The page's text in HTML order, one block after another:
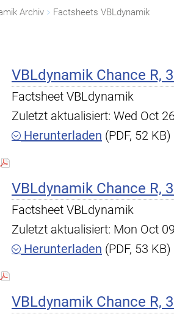
Archiv Factsheets VBLdynamik
VBLdynamik Chance R,
Factsheet VBLdynamik
Zuletzt aktualisiert: Wed Oct
Herunterladen (PDF, 52 KB)
VBLdynamik Chance R,
Factsheet VBLdynamik
Zuletzt aktualisiert: Mon Oct
Herunterladen (PDF, 53 KB)
VBLdynamik Chance R,